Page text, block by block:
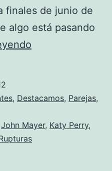
finales de junio de
algo está pasando
John
ya
no
, Destacamos, Parejas,
John Mayer, Katy Perry,